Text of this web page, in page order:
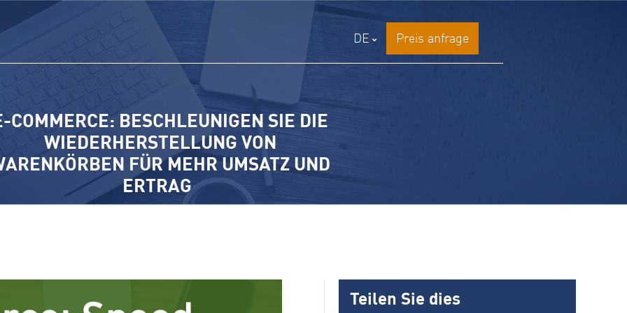
DE Preis anfrage
COMMERCE: BESCHLEUNIGEN SIE DIE
WIEDERHERSTELLUNG VON
FÜR MEHR UMSATZ UND
ERTRAG
Teilen Sie dies